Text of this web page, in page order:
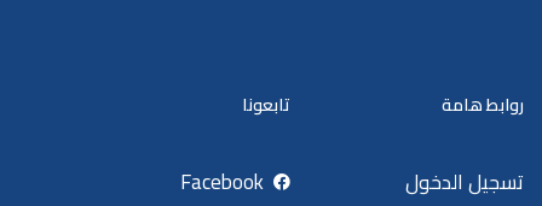
روابط هامة
تسجيل الدخول
تابعونا
Facebook